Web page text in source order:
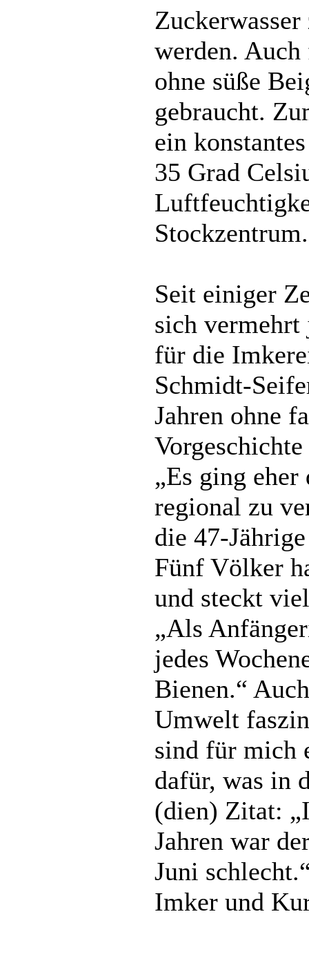
werden. Auch
ohne süße
gebraucht.
ein
35 Grad
Stockzentrum.
Seit einiger
sich vermehrt
für die
Schmidt-
Jahren ohne
„Es ging
regional zu
die 47-
Fünf Völker
und steckt
„Als
jedes
Bienen.“
Umwelt
sind für mich
dafür, was in
(dien) Zitat:
Jahren war
Juni
Imker und